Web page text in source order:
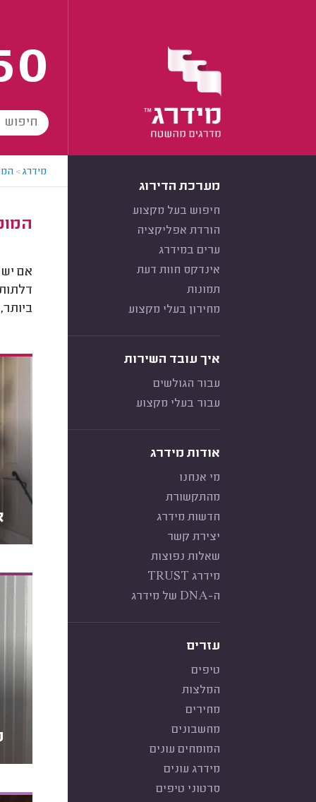
מערכת הדירוג
חיפוש בעל מקצוע
הורדת אפליקציה
ערים במידרג
אינדקס חוות דעת
תמונות
מחירון בעלי מקצוע
איך עובד השירות
עבור הגולשים
עבור בעלי מקצוע
אודות מידרג
מי אנחנו
מהתקשורת
חדשות מידרג
יצירת קשר
שאלות נפוצות
מידרג TRUST
ה-DNA של מידרג
עזרים
טיפים
המלצות
מחירים
מחשבונים
המומחים עונים
מידרג עונים
סרטוני טיפים
מידרג>
אם